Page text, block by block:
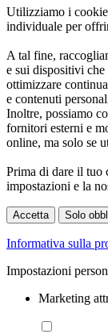
Utilizziamo i
individuale per
A tal fine,
e sui dispositivi
ottimizzare
e contenuti
Inoltre, possiamo
fornitori esterni e
online, ma solo se
Prima di dare il tuo
impostazioni e la
Accetta Solo
Informativa sulla
Impostazioni
Marketing